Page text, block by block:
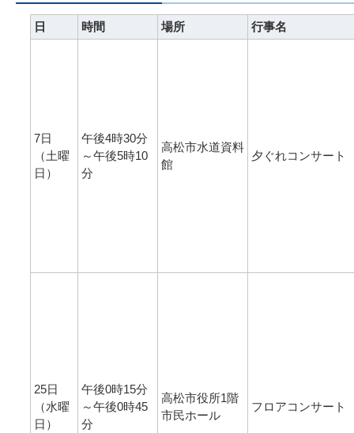
日 時間 場所 行事名
7日
（土曜
日）
午後4時30分
～午後5時10
分
高松市水道資料
館
夕ぐれコンサート
25日
（水曜
日）
午後0時15分
～午後0時45
分
高松市役所1階
市民ホール
フロアコンサート